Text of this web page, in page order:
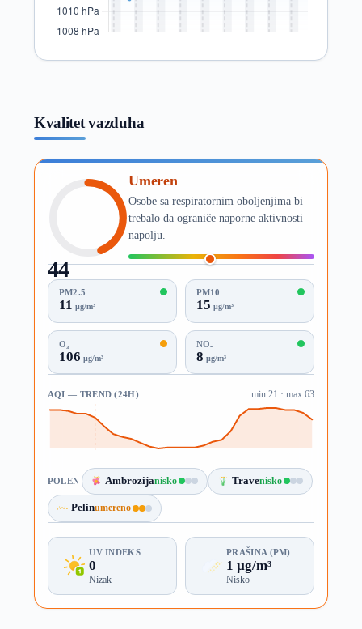
Kvalitet vazduha
44
AQI
Umeren
Osobe sa respiratornim oboljenjima bi
trebalo da ograniče naporne aktivnosti
napolju.
PM2.5
11 µg/m³
PM10
15 µg/m³
O₃
106 µg/m³
NO₂
8 µg/m³
AQI — TREND (24H) min 21 · max 63
POLEN Ambrozijanisko Travenisko
Pelinumereno
UV INDEKS
0
Nizak
PRAŠINA (PM)
1 µg/m³
Nisko